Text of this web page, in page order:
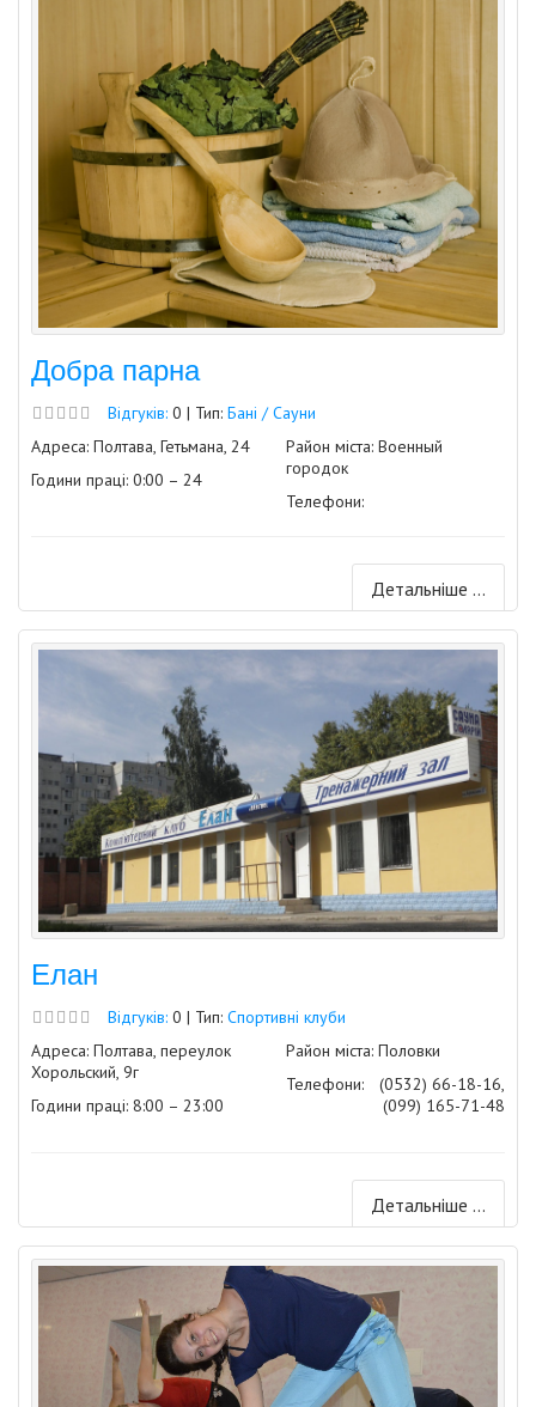
Добра парна
Відгуків: 0 | Тип: Бані / Сауни
Адреса: Полтава, Гетьмана, 24
Години праці: 0:00 – 24
Район міста: Военный
городок
Телефони:
Детальніше ...
Елан
Відгуків: 0 | Тип: Спортивні клуби
Адреса: Полтава, переулок
Хорольский, 9г
Години праці: 8:00 – 23:00
Район міста: Половки
Телефони:
(0532) 66-18-16,
(099) 165-71-48
Детальніше ...